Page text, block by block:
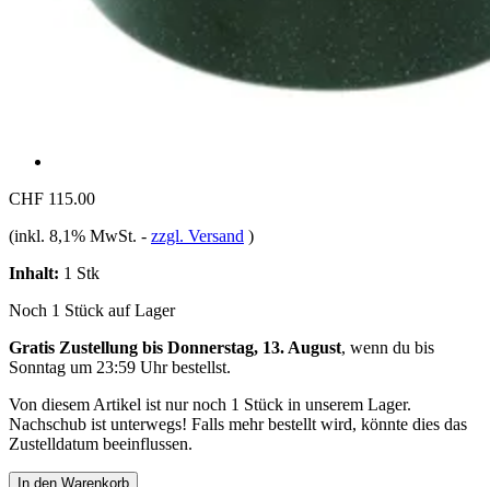
CHF 115.00
(inkl. 8,1% MwSt. - zzgl. Versand )
Inhalt: 1 Stk
Noch 1 Stück auf Lager
Gratis Zustellung bis Donnerstag, 13. August, wenn du bis
Sonntag um 23:59 Uhrbestellst.
Von diesem Artikel ist nur noch 1 Stück in unserem Lager.
Nachschub ist unterwegs! Falls mehr bestellt wird, könnte dies das
Zustelldatum beeinflussen.
In den Warenkorb